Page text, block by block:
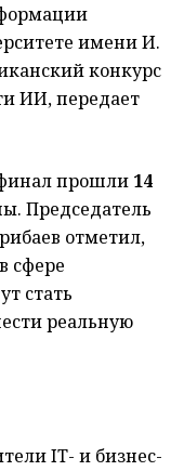
имени И.
конкурс
ИИ, передает
финал прошли 14
Председатель
отметил,
сфере
стать
реальную
IT- и бизнес-